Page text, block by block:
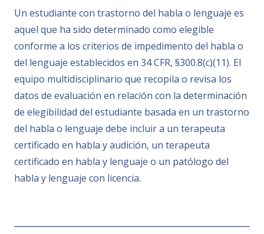
Un estudiante con trastorno del habla o lenguaje es
aquel que ha sido determinado como elegible
conforme a los criterios de impedimento del habla o
del lenguaje establecidos en 34 CFR, §300.8(c)(11). El
equipo multidisciplinario que recopila o revisa los
datos de evaluación en relación con la determinación
de elegibilidad del estudiante basada en un trastorno
del habla o lenguaje debe incluir a un terapeuta
certificado en habla y audición, un terapeuta
certificado en habla y lenguaje o un patólogo del
habla y lenguaje con licencia.